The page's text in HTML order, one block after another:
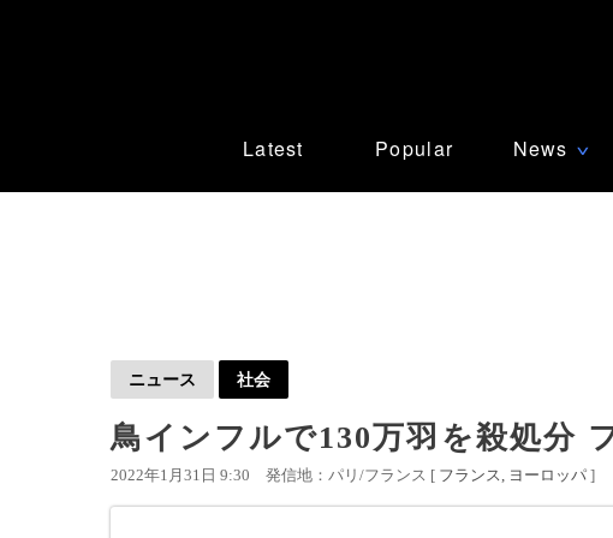
Latest Popular News ∨
ニュース 社会
鳥インフルで130万羽を殺処分
2022年1月31日 9:30 発信地：パリ/フランス [ フランス ヨーロッパ ]